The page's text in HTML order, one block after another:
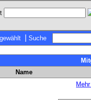
Suche
Name